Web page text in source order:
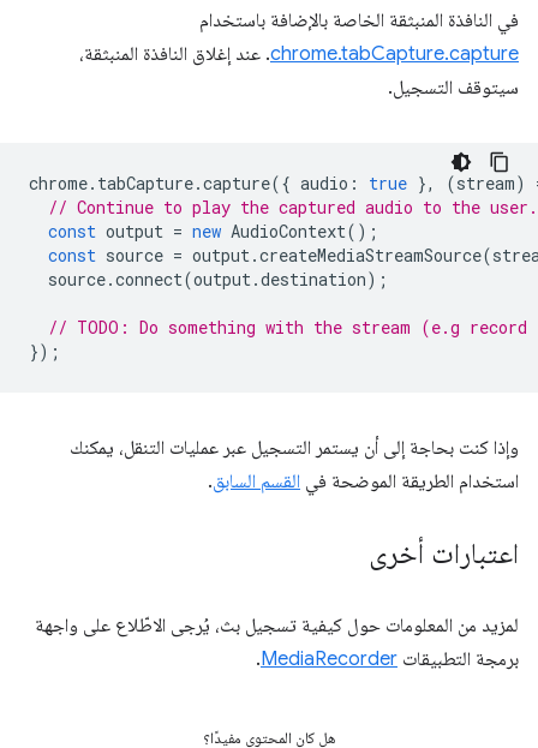
في النافذة المنبثقة الخاصة بالإضافة باستخدام
chrome.tabCapture.capture. عند إغلاق النافذة المنبثقة،
سيتوقف التسجيل.
chrome. tabCapture.capture({ audio : true }, (stream)
// Continue to play the captured audio to the user.
const output = new AudioContext();
const source = output .createMediaStreamSource(
source.connect(output .destination);
// TODO: Do something with the stream (e.g
});
وإذا كنت بحاجة إلى أن يستمر التسجيل عبر عمليات التنقل، يمكنك
استخدام الطريقة الموضحة في القسم السابق.
اعتبارات أخرى
لمزيد من المعلومات حول كيفية تسجيل بث، يُرجى الاطّلاع على واجهة
برمجة التطبيقات MediaRecorder
.
هل كان المحتوى مفيدًا؟